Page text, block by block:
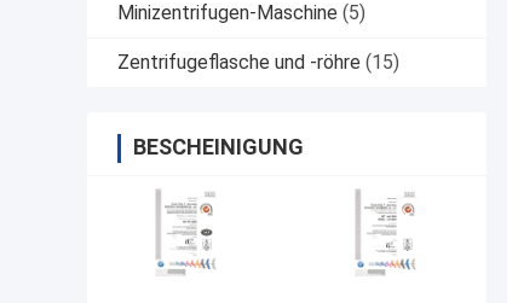
Minizentrifugen-Maschine (5)
Zentrifugeflasche und -röhre (15)
BESCHEINIGUNG